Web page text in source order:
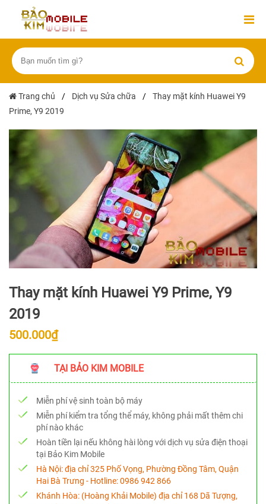
Trang chủ / Dịch vụ Sửa chữa /
Thay mặt kính Huawei Y9
Prime, Y9 2019
Thay mặt kính Huawei Y9 Prime, Y9
2019
500.000₫
TẠI BẢO KIM MOBILE
Miễn phí vệ sinh toàn bộ máy
Miễn phí kiểm tra tổng thể máy, không phải mất thêm chi
phí nào khác
Hoàn tiền lại nếu không hài lòng với dịch vụ sửa điện thoại
tại Bảo Kim Mobile
Hà Nội:địa chỉ 325 Phố Vọng, Phường Đồng Tâm, Quận
Hai Bà Trưng - Hotline:0986 942 866
Khánh Hòa: (Hoàng Khải Mobile) địa chỉ 168 Dã Tượng,